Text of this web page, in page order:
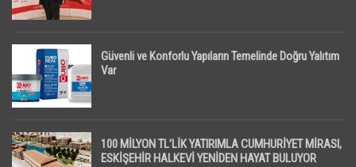
Güvenli ve Konforlu Yapıların Temelinde Doğru Yalıtım
Var
100 MİLYON TL’LİK YATIRIMLA CUMHURİYET MİRASI,
ESKİŞEHİR HALKEVİ YENİDEN HAYAT BULUYOR